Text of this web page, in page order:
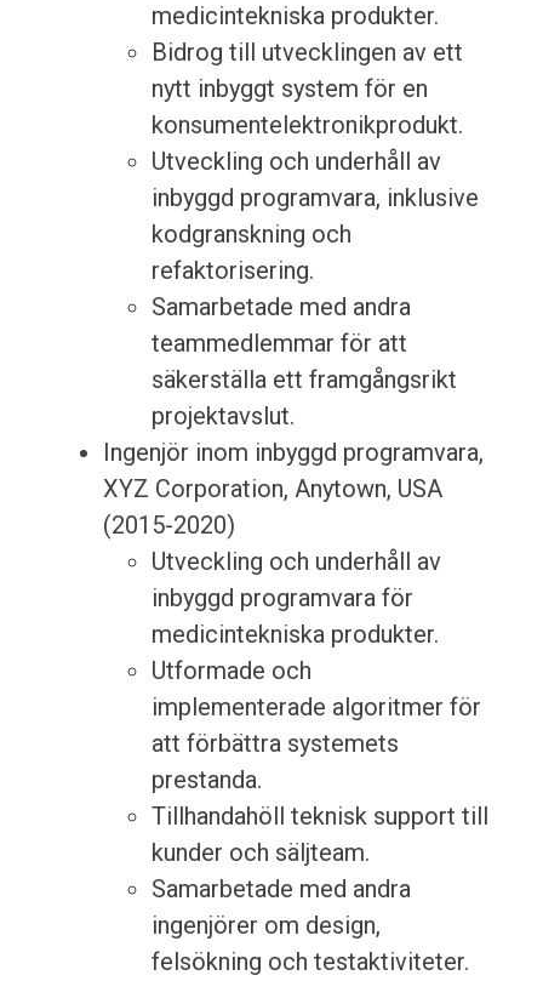
medicintekniska produkter.
Bidrog till utvecklingen av ett
nytt inbyggt system för en
konsumentelektronikprodukt.
Utveckling och underhåll av
inbyggd programvara, inklusive
kodgranskning och
refaktorisering.
Samarbetade med andra
teammedlemmar för att
säkerställa ett framgångsrikt
projektavslut.
Ingenjör inom inbyggd programvara,
XYZ Corporation, Anytown, USA
(2015-2020)
Utveckling och underhåll av
inbyggd programvara för
medicintekniska produkter.
Utformade och
implementerade algoritmer för
att förbättra systemets
prestanda.
Tillhandahöll teknisk support till
kunder och säljteam.
Samarbetade med andra
ingenjörer om design,
felsökning och testaktiviteter.